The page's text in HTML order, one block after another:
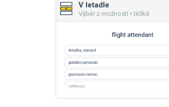
V letadle
Výběr z možností • těžké